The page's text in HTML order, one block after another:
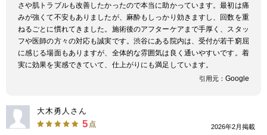
さや肌トラブルも改善したかったので本当に助かっています。最初は痛
みが強くて不安もありましたが、麻酔もしっかり効きますし、回数を重
ねるごとに慣れてきました。施術後のアフターケアまで手厚く、スタッ
フや医師の方々の対応も誠実です。渋谷にある院内は、受付が若干窮屈
に感じる場面もありますが、全体的な雰囲気は良く通いやすいです。着
実に効果を実感できていて、仕上がりにも満足しています。
引用元： Google
大木勇人さん
5 点 2026年2月掲載
大分県 宮崎県 鹿児島県 沖縄県